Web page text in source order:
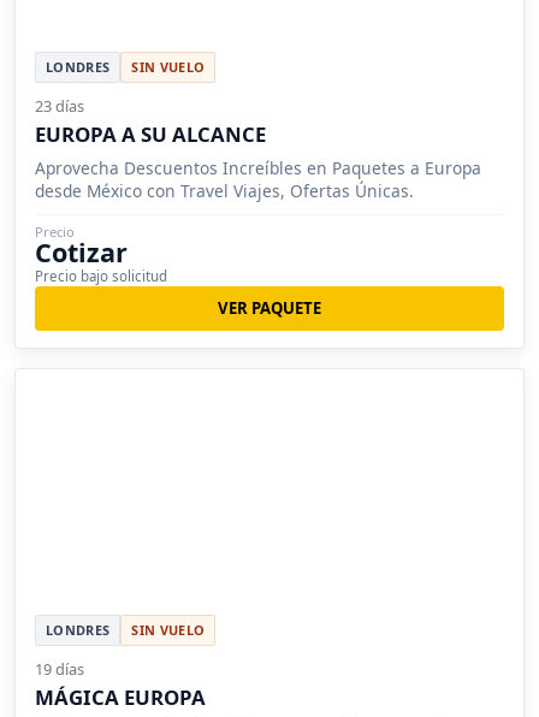
LONDRES SIN VUELO
23 días
EUROPA A SU ALCANCE
Aprovecha Descuentos Increíbles en Paquetes a Europa
desde México con Travel Viajes, Ofertas Únicas.
Precio
Cotizar
Precio bajo solicitud
VER PAQUETE
LONDRES SIN VUELO
19 días
MÁGICA EUROPA